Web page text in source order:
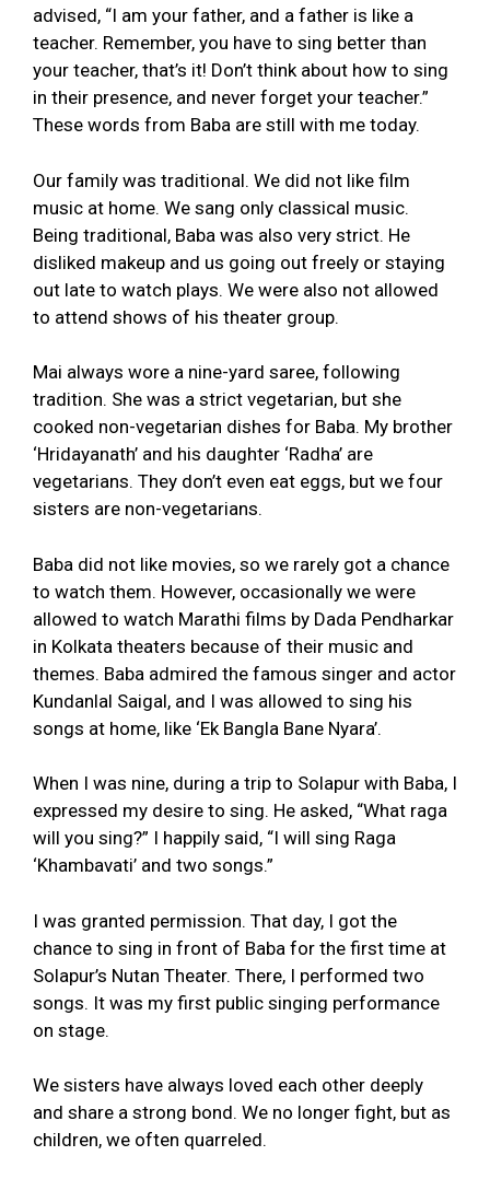
advised, “I am your father, and a father is like a
teacher. Remember, you have to sing better than
your teacher, that’s it! Don’t think about how to sing
in their presence, and never forget your teacher.”
These words from Baba are still with me today.
Our family was traditional. We did not like film
music at home. We sang only classical music.
Being traditional, Baba was also very strict. He
disliked makeup and us going out freely or staying
out late to watch plays. We were also not allowed
to attend shows of his theater group.
Mai always wore a nine-yard saree, following
tradition. She was a strict vegetarian, but she
cooked non-vegetarian dishes for Baba. My brother
‘Hridayanath’ and his daughter ‘Radha’ are
vegetarians. They don’t even eat eggs, but we four
sisters are non-vegetarians.
Baba did not like movies, so we rarely got a chance
to watch them. However, occasionally we were
allowed to watch Marathi films by Dada Pendharkar
in Kolkata theaters because of their music and
themes. Baba admired the famous singer and actor
Kundanlal Saigal, and I was allowed to sing his
songs at home, like ‘Ek Bangla Bane Nyara’.
When I was nine, during a trip to Solapur with Baba, I
expressed my desire to sing. He asked, “What raga
will you sing?” I happily said, “I will sing Raga
‘Khambavati’ and two songs.”
I was granted permission. That day, I got the
chance to sing in front of Baba for the first time at
Solapur’s Nutan Theater. There, I performed two
songs. It was my first public singing performance
on stage.
We sisters have always loved each other deeply
and share a strong bond. We no longer fight, but as
children, we often quarreled.